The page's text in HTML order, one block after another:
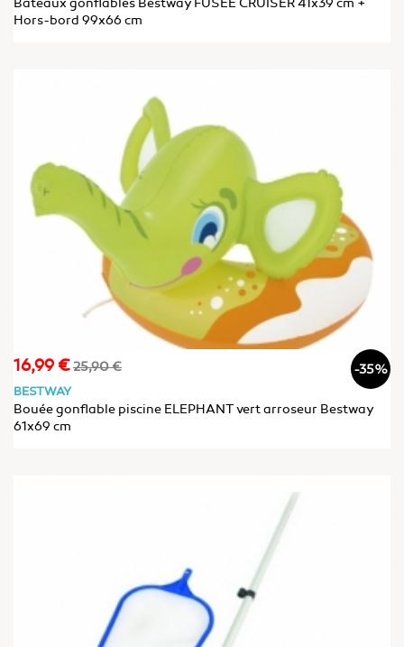
Bateaux gonflables Bestway FUSEE CRUISER 41x39 cm +
Hors-bord 99x66 cm
Prix
16,99 €Prix
25,90 € -35%
BESTWAY
Bouée gonflable piscine ELEPHANT vert arroseur Bestway
61x69 cm